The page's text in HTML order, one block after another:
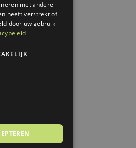
Zeist
3705MA Zeist
met andere
heeft verstrekt of
door uw gebruik